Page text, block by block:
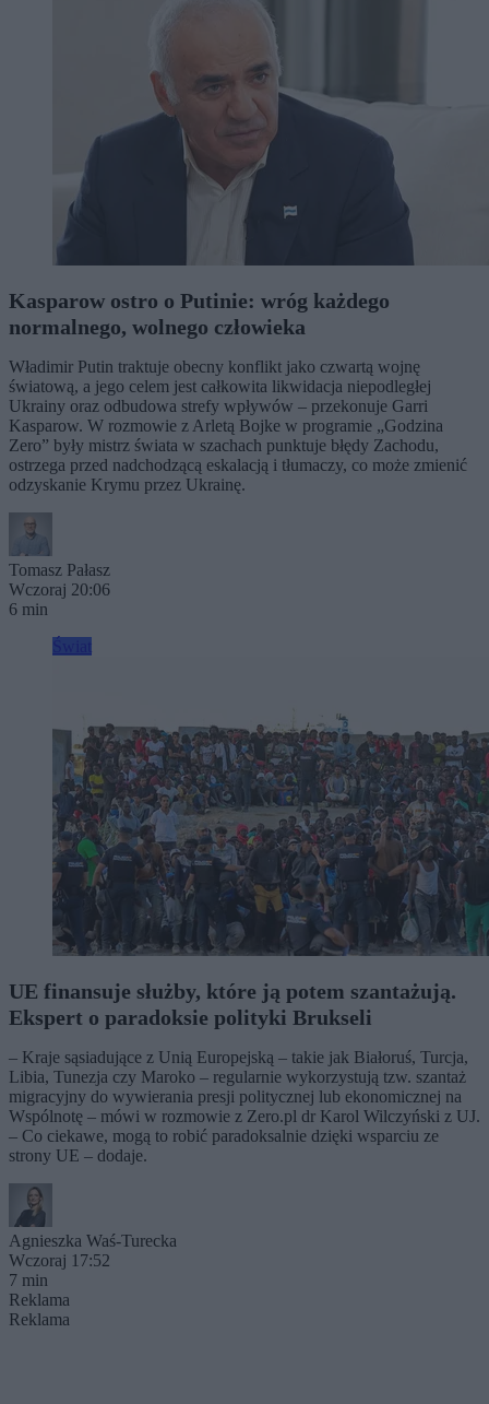
Kasparow ostro o Putinie: wróg każdego
normalnego, wolnego człowieka
Władimir Putin traktuje obecny konflikt jako czwartą wojnę
światową, a jego celem jest całkowita likwidacja niepodległej
Ukrainy oraz odbudowa strefy wpływów – przekonuje Garri
Kasparow. W rozmowie z Arletą Bojke w programie „Godzina
Zero” były mistrz świata w szachach punktuje błędy Zachodu,
ostrzega przed nadchodzącą eskalacją i tłumaczy, co może zmienić
odzyskanie Krymu przez Ukrainę.
Tomasz Pałasz
Wczoraj 20:06
6 min
UE finansuje służby, które ją potem szantażują.
Ekspert o paradoksie polityki Brukseli
– Kraje sąsiadujące z Unią Europejską – takie jak Białoruś, Turcja,
Libia, Tunezja czy Maroko – regularnie wykorzystują tzw. szantaż
migracyjny do wywierania presji politycznej lub ekonomicznej na
Wspólnotę – mówi w rozmowie z Zero.pl dr Karol Wilczyński z UJ.
– Co ciekawe, mogą to robić paradoksalnie dzięki wsparciu ze
strony UE – dodaje.
Agnieszka Waś-Turecka
Wczoraj 17:52
7 min
Reklama
Reklama